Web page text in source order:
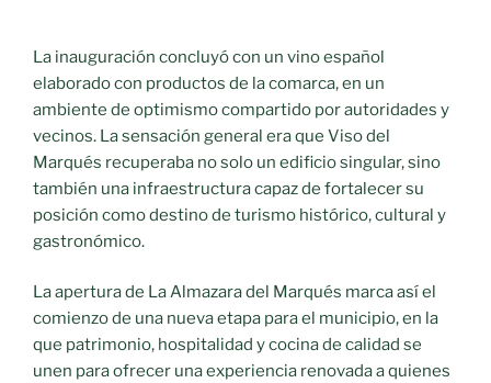
La inauguración concluyó con un vino español
elaborado con productos de la comarca, en un
ambiente de optimismo compartido por autoridades y
vecinos. La sensación general era que Viso del
Marqués recuperaba no solo un edificio singular, sino
también una infraestructura capaz de fortalecer su
posición como destino de turismo histórico, cultural y
gastronómico.
La apertura de La Almazara del Marqués marca así el
comienzo de una nueva etapa para el municipio, en la
que patrimonio, hospitalidad y cocina de calidad se
unen para ofrecer una experiencia renovada a quienes